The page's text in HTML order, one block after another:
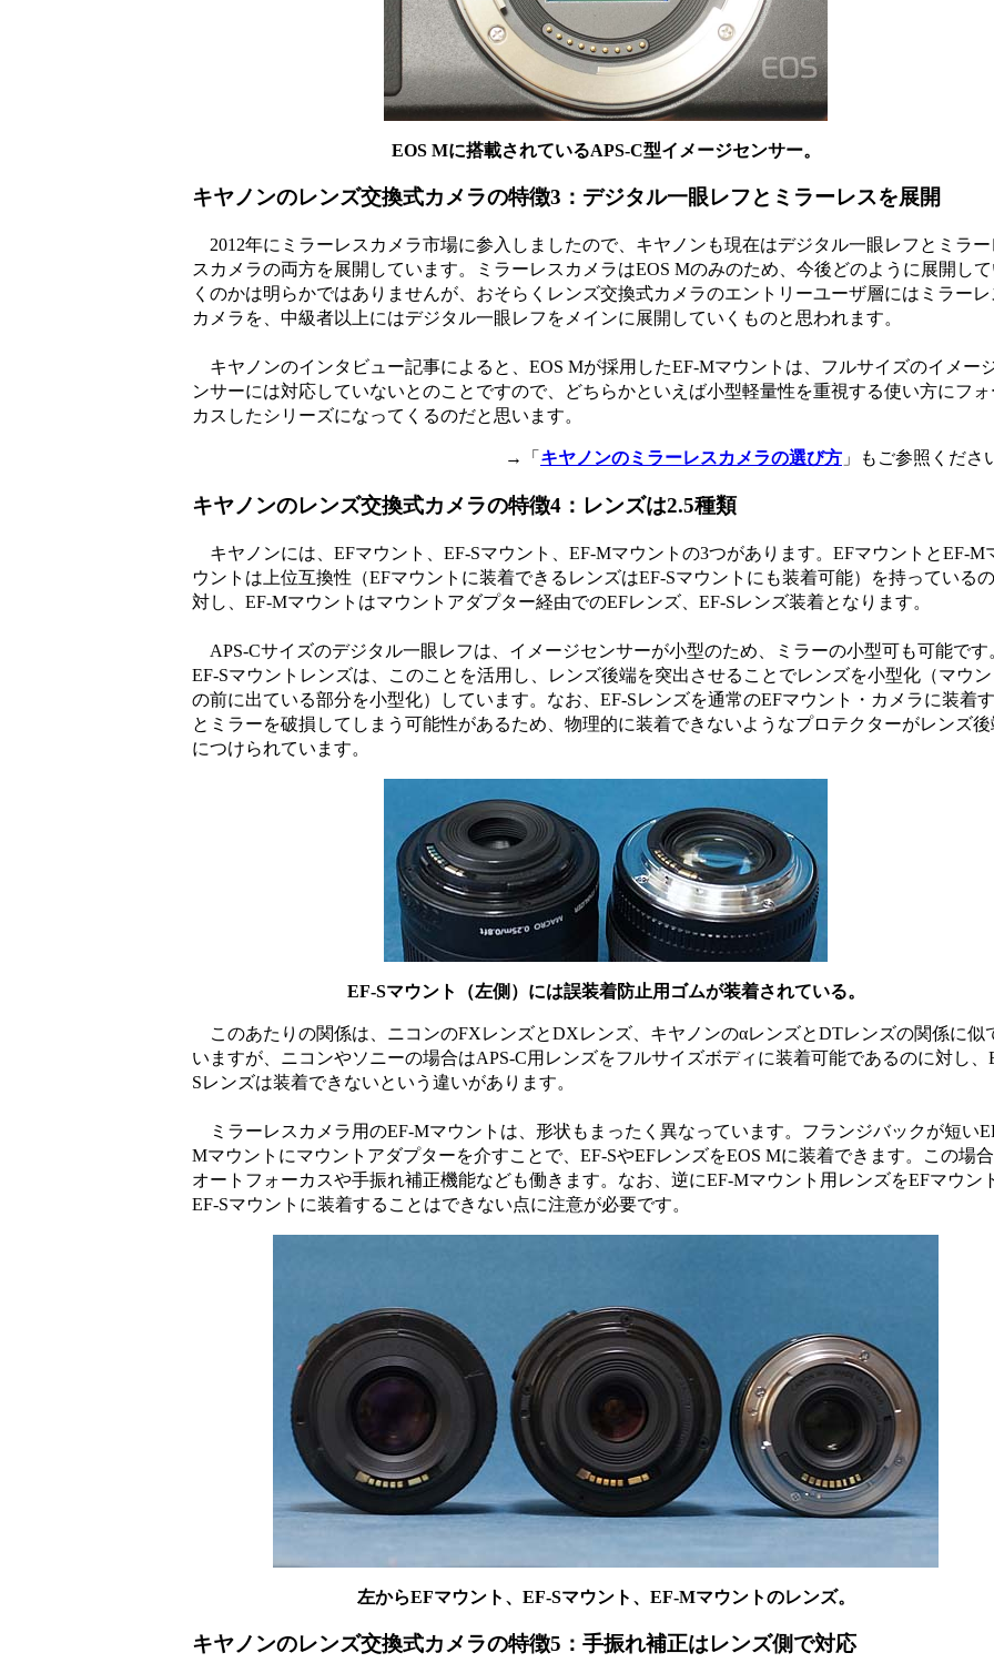
EOS Mに搭載されているAPS-C型イメージセンサー。
キヤノンのレンズ交換式カメラの特徴3：デジタル一眼レフとミラーレスを展開
2012年にミラーレスカメラ市場に参入しましたので、キヤノンも現在はデジタル一眼レフとミラー
スカメラの両方を展開しています。ミラーレスカメラはEOS Mのみのため、今後どのように展開し
くのかは明らかではありませんが、おそらくレンズ交換式カメラのエントリーユーザ層にはミラーレ
カメラを、中級者以上にはデジタル一眼レフをメインに展開していくものと思われます。
キヤノンのインタビュー記事によると、EOS Mが採用したEF-Mマウントは、フルサイズのイメー
ンサーには対応していないとのことですので、どちらかといえば小型軽量性を重視する使い方にフォ
カスしたシリーズになってくるのだと思います。
→「 キヤノンのミラーレスカメラの選び方 」もご参照くださ
キヤノンのレンズ交換式カメラの特徴4：レンズは2.5種類
キヤノンには、EFマウント、EF-Sマウント、EF-Mマウントの3つがあります。EFマウントとEF-M
ウントは上位互換性（EFマウントに装着できるレンズはEF-Sマウントにも装着可能）を持っている
対し、EF-Mマウントはマウントアダプター経由でのEFレンズ、EF-Sレンズ装着となります。
APS-Cサイズのデジタル一眼レフは、イメージセンサーが小型のため、ミラーの小型可も可能です
EF-Sマウントレンズは、このことを活用し、レンズ後端を突出させることでレンズを小型化（マウ
の前に出ている部分を小型化）しています。なお、EF-Sレンズを通常のEFマウント・カメラに装着
とミラーを破損してしまう可能性があるため、物理的に装着できないようなプロテクターがレンズ後
につけられています。
EF-Sマウント（左側）には誤装着防止用ゴムが装着されている。
このあたりの関係は、ニコンのFXレンズとDXレンズ、キヤノンのαレンズとDTレンズの関係に似
いますが、ニコンやソニーの場合はAPS-C用レンズをフルサイズボディに装着可能であるのに対し、
Sレンズは装着できないという違いがあります。
ミラーレスカメラ用のEF-Mマウントは、形状もまったく異なっています。フランジバックが短い
Mマウントにマウントアダプターを介すことで、EF-SやEFレンズをEOS Mに装着できます。この場
オートフォーカスや手振れ補正機能なども働きます。なお、逆にEF-Mマウント用レンズをEFマウン
EF-Sマウントに装着することはできない点に注意が必要です。
左からEFマウント、EF-Sマウント、EF-Mマウントのレンズ。
キヤノンのレンズ交換式カメラの特徴5：手振れ補正はレンズ側で対応